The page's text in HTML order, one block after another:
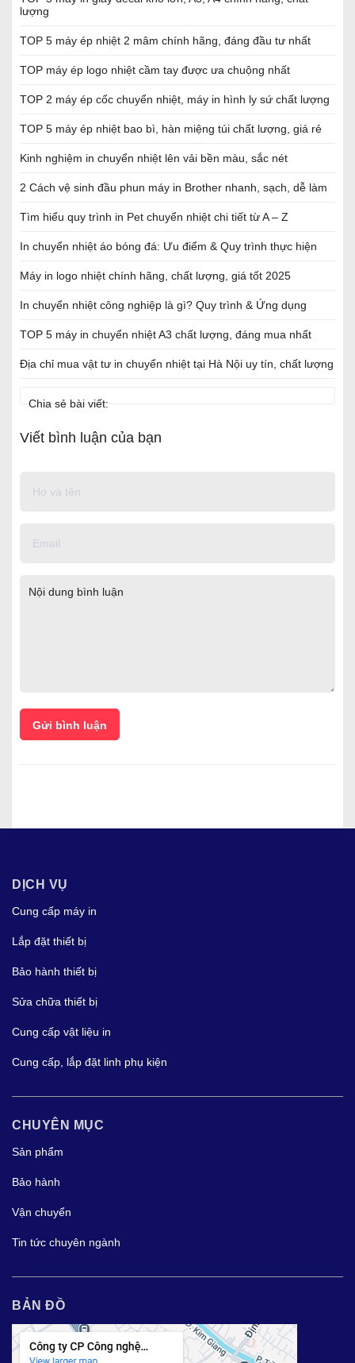
lượng
TOP 5 máy ép nhiệt 2 mâm chính hãng, đáng đầu tư nhất
TOP máy ép logo nhiệt cầm tay được ưa chuộng nhất
TOP 2 máy ép cốc chuyển nhiệt, máy in hình ly sứ chất lượng
TOP 5 máy ép nhiệt bao bì, hàn miệng túi chất lượng, giá rẻ
Kinh nghiệm in chuyển nhiệt lên vải bền màu, sắc nét
2 Cách vệ sinh đầu phun máy in Brother nhanh, sạch, dễ làm
Tìm hiểu quy trình in Pet chuyển nhiệt chi tiết từ A – Z
In chuyển nhiệt áo bóng đá: Ưu điểm & Quy trình thực hiện
Máy in logo nhiệt chính hãng, chất lượng, giá tốt 2025
In chuyển nhiệt công nghiệp là gì? Quy trình & Ứng dụng
TOP 5 máy in chuyển nhiệt A3 chất lượng, đáng mua nhất
Địa chỉ mua vật tư in chuyển nhiệt tại Hà Nội uy tín, chất lượng
Chia sẻ bài viết:
Viết bình luận của bạn
Gửi bình luận
DỊCH VỤ
Cung cấp máy in
Lắp đặt thiết bị
Bảo hành thiết bị
Sửa chữa thiết bị
Cung cấp vật liệu in
Cung cấp, lắp đặt linh phụ kiện
CHUYÊN MỤC
Sản phẩm
Bảo hành
Vận chuyển
Tin tức chuyên ngành
BẢN ĐỒ